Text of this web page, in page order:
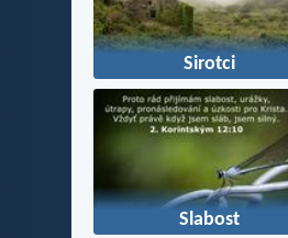
Sirotci
Slabost